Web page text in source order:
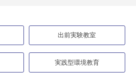
出前実験教室
実践型環境教育